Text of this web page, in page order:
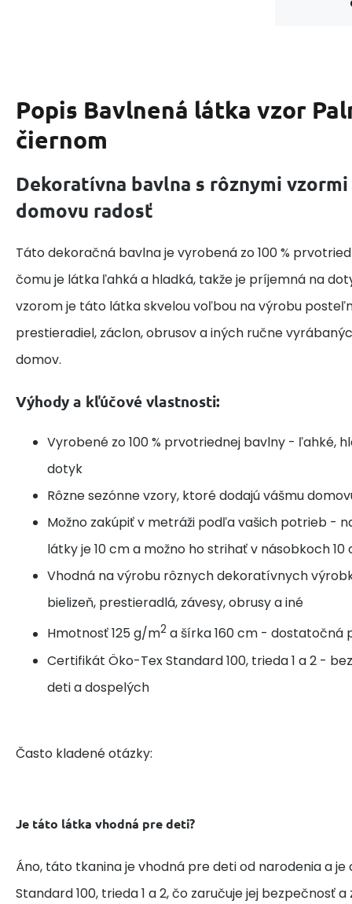
Popis Bavlnená látka vzor
čiernom
Dekoratívna bavlna s rôznymi vzormi
domovu radosť
Táto dekoračná bavlna je vyrobená zo 100 %
čomu je látka ľahká a hladká, takže je príjemná na
vzorom je táto látka skvelou voľbou na výrobu
prestieradiel, záclon, obrusov a iných ručne
domov.
Výhody a kľúčové vlastnosti:
Vyrobené zo 100 % prvotriednej bavlny - ľahké,
dotyk
Rôzne sezónne vzory, ktoré dodajú vášmu
Možno zakúpiť v metráži podľa vašich potrieb -
látky je 10 cm a možno ho strihať v násobkoch 10
Vhodná na výrobu rôznych dekoratívnych
bielizeň, prestieradlá, závesy, obrusy a iné
Hmotnosť 125 g/m2 a šírka 160 cm - dostatočná
Certifikát Öko-Tex Standard 100, trieda 1 a 2 -
deti a dospelých
Často kladené otázky:
Je táto látka vhodná pre deti?
Áno, táto tkanina je vhodná pre deti od narodenia a
Standard 100, trieda 1 a 2, čo zaručuje jej bezpečnosť